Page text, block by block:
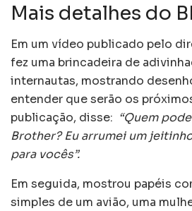
Mais detalhes do
Em um vídeo publicado pelo
fez uma brincadeira de
internautas, mostrando
entender que serão os
publicação, disse: “Quem
Brother? Eu arrumei um
para vocês”.
Em seguida, mostrou papéis
simples de um avião, uma